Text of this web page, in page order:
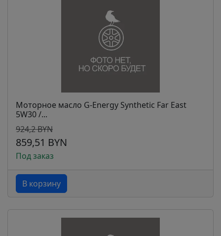
Моторное масло G-Energy Synthetic Far East
5W30 /...
924,2 BYN
859,51 BYN
Под заказ
В корзину